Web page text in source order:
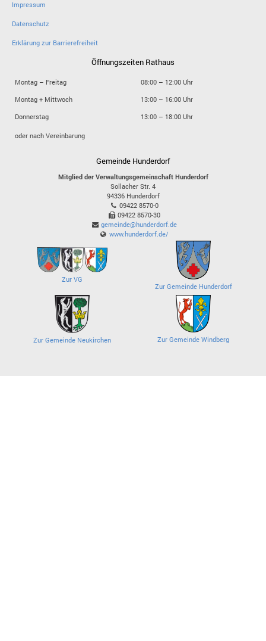
Impressum
Datenschutz
Erklärung zur Barrierefreiheit
Öffnungszeiten Rathaus
Montag – Freitag
08:00 – 12:00 Uhr
Montag + Mittwoch
13:00 – 16:00 Uhr
Donnerstag
13:00 – 18:00 Uhr
oder nach Vereinbarung
Gemeinde Hunderdorf
Mitglied der Verwaltungsgemeinschaft Hunderdorf
Sollacher Str. 4
94336 Hunderdorf
09422 8570-0
09422 8570-30
gemeinde@hunderdorf.de
www.hunderdorf.de/
Zur VG
Zur Gemeinde Hunderdorf
Zur Gemeinde Neukirchen Zur Gemeinde Windberg